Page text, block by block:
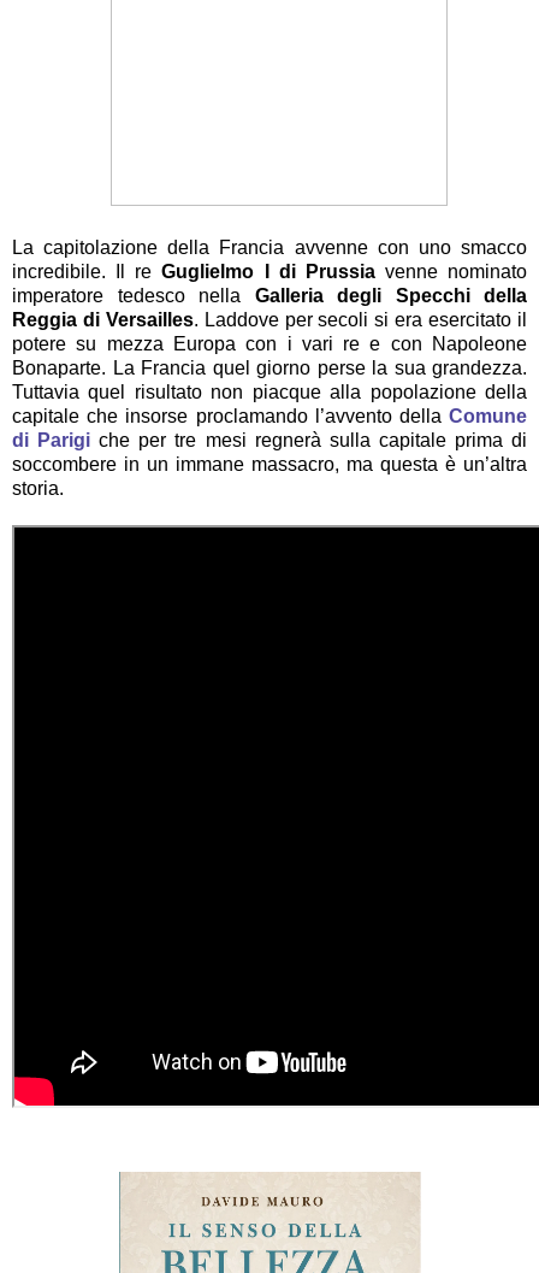
La capitolazione della Francia avvenne con uno smacco
incredibile. Il reGuglielmo I di Prussiavenne nominato
imperatore tedesco nella Galleria degli Specchi della
Reggia di Versailles. Laddove per secoli si era esercitato il
potere su mezza Europa con i vari re e con Napoleone
Bonaparte. La Francia quel giorno perse la sua grandezza.
Tuttavia quel risultato non piacque alla popolazione della
capitale che insorse proclamando l’avvento della Comune
di Parigi che per tre mesi regnerà sulla capitale prima di
soccombere in un immane massacro, ma questa è un’altra
storia.